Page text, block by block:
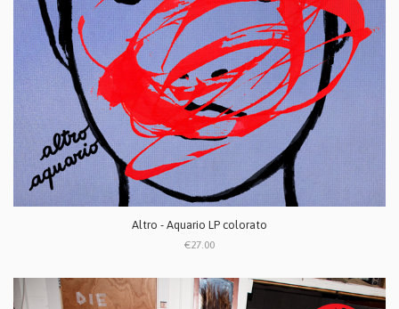
Altro - Aquario LP colorato
€27.00